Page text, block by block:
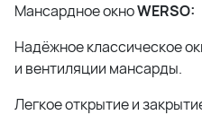
Мансардное окноWERSO:
Надёжное классическое
и вентиляции мансарды.
Легкое открытие и